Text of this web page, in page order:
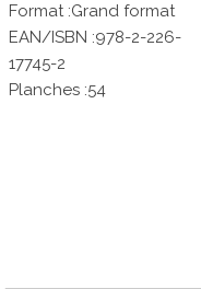
Format :Grand format
EAN/ISBN :978-2-226-
17745-2
Planches :54